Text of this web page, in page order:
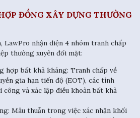
ĐỒNG XÂY DỰNG THƯỜNG
LawPro nhận diện 4 nhóm tranh chấp
thường xuyên đối mặt:
hợp bất khả kháng: Tranh chấp về
gia hạn tiến độ (EOT), các tình
và xác lập điều khoản bất khả
Mâu thuẫn trong việc xác nhận khối